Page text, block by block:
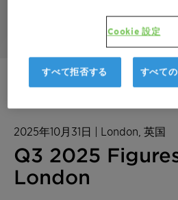
2025年10月31日 | London, 英国
Q3 2025
London
Cookie 設定
すべて拒否する すべて